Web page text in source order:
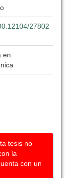
27802
en
tesis no
la
con un